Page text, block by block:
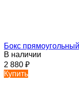
Бокс
В наличии
2 880 ₽
Купить